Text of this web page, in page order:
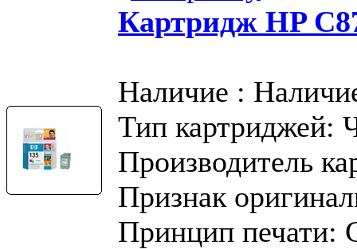
Картридж HP
Наличие :
Тип картриджей:
Производитель
Признак
Принцип печати: